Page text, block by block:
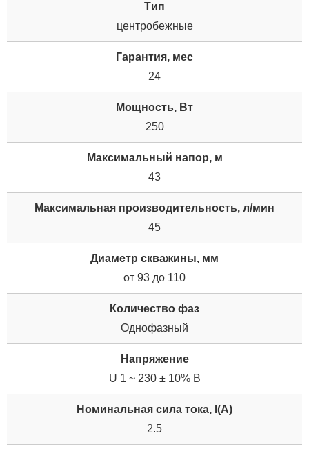
Tип
центробежные
Гарантия, мес
24
Мощность, Вт
250
Максимальный напор, м
43
Максимальная производительность, л/мин
45
Диаметр скважины, мм
от 93 до 110
Количество фаз
Однофазный
Напряжение
U 1 ~ 230 ± 10% В
Номинальная сила тока, I(А)
2.5